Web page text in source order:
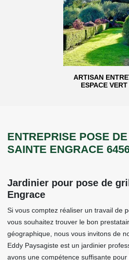
ARTISAN
ESPACE
ENTREPRISE POSE
SAINTE ENGRACE
Jardinier pour pose de
Engrace
Si vous comptez réaliser un travail de
vous souhaitez trouver le bon
géographique, nous vous invitons de
Eddy Paysagiste est un jardinier
avons une compétence suffisante